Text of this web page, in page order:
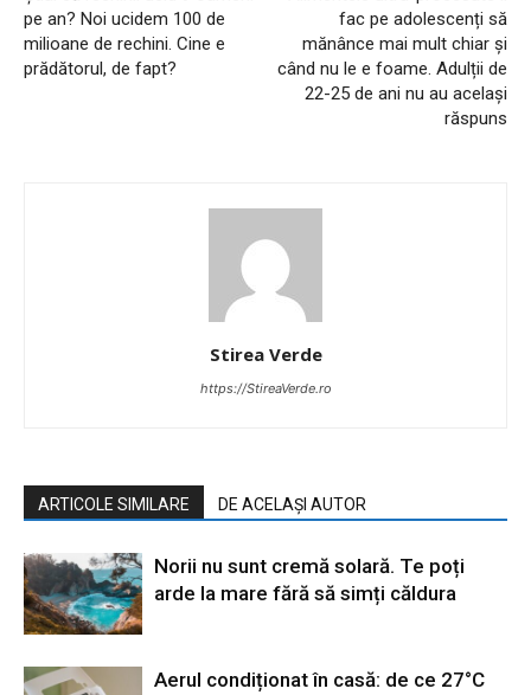
pe an? Noi ucidem 100 de
milioane de rechini. Cine e
prădătorul, de fapt?
fac pe adolescenți să
mănânce mai mult chiar și
când nu le e foame. Adulții de
22-25 de ani nu au același
răspuns
Stirea Verde
https://StireaVerde.ro
ARTICOLE SIMILARE DE ACELAȘI AUTOR
Norii nu sunt cremă solară. Te poți
arde la mare fără să simți căldura
Aerul condiționat în casă: de ce 27°C